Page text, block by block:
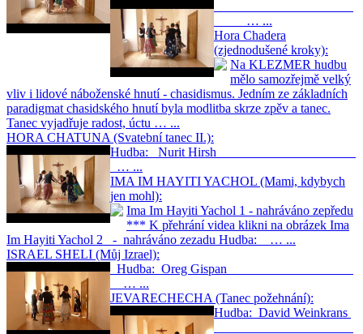
… ...
Hora Chadera
(zjednodušené kroky):
Na KLEZMER hudbu
mělo samozřejmě velký
vliv i lidové náboženské hnutí - chasidismus. Jedním ze základních
paradigmat chasidského hnutí byla modlitba skrze zpěv a tanec.
Tanec vyjadřuje radost, úctu … ...
HORA CHATUNA (Svatební tanec II.):
Hudba: Nurit Hirsh
… ...
IMA IM HAYITI YACHOL (Mami, kdybych
jen mohl):
Ima Im Hayiti Yachol 1 - nahráváno zepředu
*** K přehrání videa klikni na obrázek Ima
Im Hayiti Yachol 2 - nahráváno zezadu Hudba: … ...
ISRAEL SHELI (Můj Izrael):
Hudba: Oreg Gispan
… ...
JEVARECHECHA (Tanec požehnání):
Hudba: David Weinkrans